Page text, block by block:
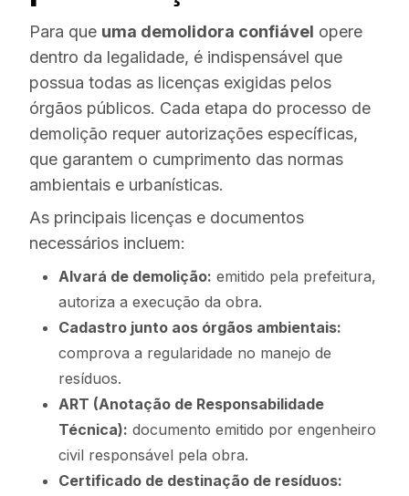
Para que uma demolidora confiável opere
dentro da legalidade, é indispensável que
possua todas as licenças exigidas pelos
órgãos públicos. Cada etapa do processo de
demolição requer autorizações específicas,
que garantem o cumprimento das normas
ambientais e urbanísticas.
As principais licenças e documentos
necessários incluem:
Alvará de demolição: emitido pela prefeitura,
autoriza a execução da obra.
Cadastro junto aos órgãos ambientais:
comprova a regularidade no manejo de
resíduos.
ART (Anotação de Responsabilidade
Técnica): documento emitido por engenheiro
civil responsável pela obra.
Certificado de destinação de resíduos: